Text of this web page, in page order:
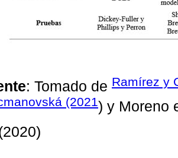
: Tomado de Ramírez y
(2021) y Moreno